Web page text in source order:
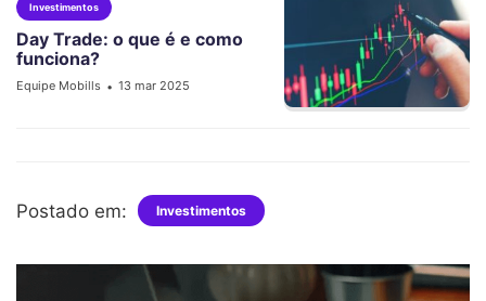
Investimentos
Day Trade: o que é e como
funciona?
Equipe Mobills • 13 mar 2025
Postado em: Investimentos